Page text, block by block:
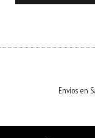
Envíos en